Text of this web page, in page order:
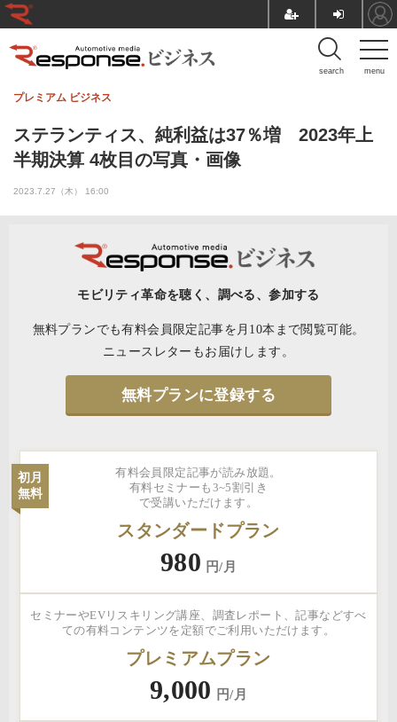
menu
search
ステランティス、純利益は37％増 2023年上
半期決算 4枚目の写真・画像
プレミアム ビジネス
2023.7.27（木） 16:00
モビリティ革命を聴く、調べる、参加する
無料プランでも有料会員限定記事を月10本まで閲覧可能。
ニュースレターもお届けします。
無料プランに登録する
有料会員限定記事が読み放題。
有料セミナーも3~5割引き
で受講いただけます。
初月
無料
スタンダードプラン
980 円/月
セミナーやEVリスキリング講座、調査レポート、記事などすべ
ての有料コンテンツを定額でご利用いただけます。
プレミアムプラン
9,000 円/月